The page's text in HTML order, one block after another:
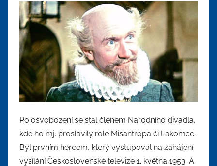
Po osvobození se stal členem Národního divadla,
kde ho mj. proslavily role Misantropa či Lakomce.
Byl prvním hercem, který vystupoval na zahájení
vysílání Československé televize 1. května 1953. A